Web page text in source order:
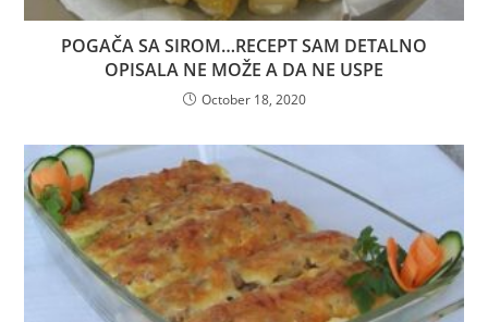
POGAČA SA SIROM…RECEPT SAM DETALNO
OPISALA NE MOŽE A DA NE USPE
October 18, 2020